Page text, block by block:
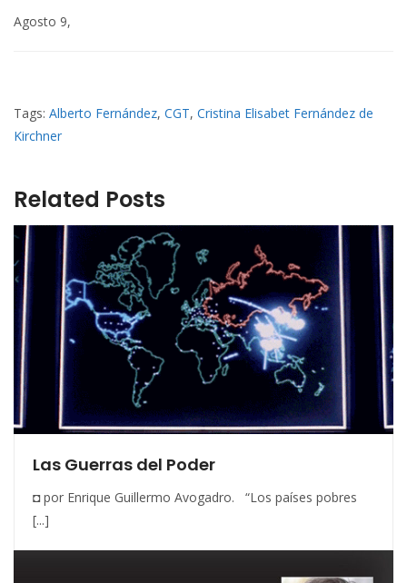
Agosto 9,
Tags: Alberto Fernández, CGT, Cristina Elisabet Fernández de
Kirchner
Related Posts
Las Guerras del Poder
◘ por Enrique Guillermo Avogadro. “Los países pobres
[...]